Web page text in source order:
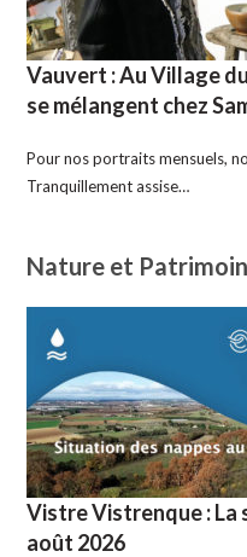
Vauvert : Au Village
se mélangent chez
Pour nos portraits mensuels,
Tranquillement assise…
Nature et
Vistre Vistrenque : La
août 2026